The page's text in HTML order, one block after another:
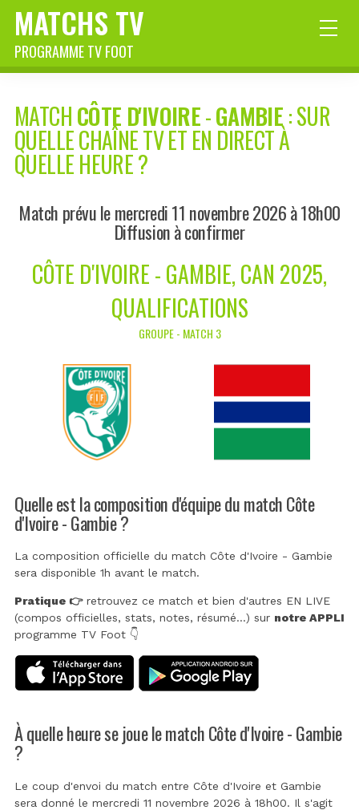
MATCHS TV
PROGRAMME TV FOOT
MATCHCÔTE D'IVOIRE-GAMBIE: SUR
QUELLE CHAÎNE TV ET EN DIRECT À
QUELLE HEURE ?
Match prévu le mercredi 11 novembre 2026 à 18h00
Diffusion à confirmer
CÔTE D'IVOIRE - GAMBIE, CAN 2025,
QUALIFICATIONS
GROUPE - MATCH 3
Quelle est la composition d'équipe du match Côte
d'Ivoire - Gambie ?
La composition officielle du match Côte d'Ivoire - Gambie
sera disponible 1h avant le match.
Pratique 👉retrouvez ce match et bien d'autres EN LIVE
(compos officielles, stats, notes, résumé...) sur notre APPLI
programme TV Foot 👇
À quelle heure se joue le match Côte d'Ivoire - Gambie
?
Le coup d'envoi du match entre Côte d'Ivoire et Gambie
sera donné le mercredi 11 novembre 2026 à 18h00. Il s'agit